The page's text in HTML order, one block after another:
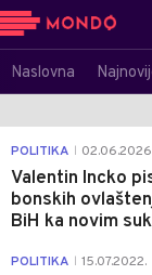
Naslovna
POLITIKA
Valentin Incko
bonskih
BiH ka novim
POLITIKA 15.07.2022.